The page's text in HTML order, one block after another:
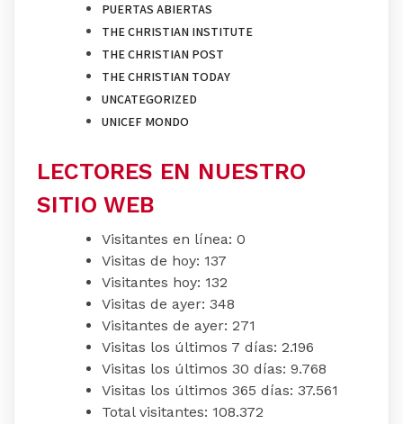
PUERTAS ABIERTAS
THE CHRISTIAN INSTITUTE
THE CHRISTIAN POST
THE CHRISTIAN TODAY
UNCATEGORIZED
UNICEF MONDO
LECTORES EN NUESTRO
SITIO WEB
Visitantes en línea: 0
Visitas de hoy: 137
Visitantes hoy: 132
Visitas de ayer: 348
Visitantes de ayer: 271
Visitas los últimos 7 días: 2.196
Visitas los últimos 30 días: 9.768
Visitas los últimos 365 días: 37.561
Total visitantes: 108.372